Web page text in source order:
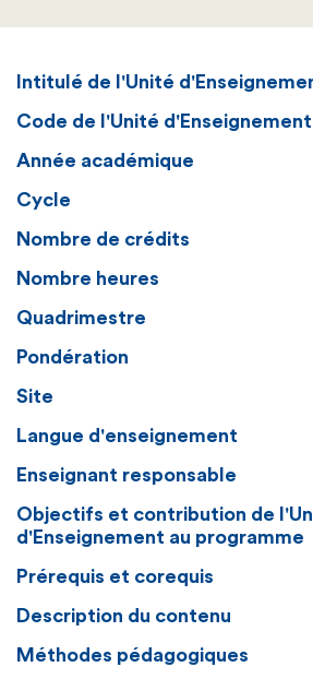
Intitulé de l'Unité
Code de l'Unité d'Enseignement
Année académique
Cycle
Nombre de crédits
Nombre heures
Quadrimestre
Pondération
Site
Langue d'enseignement
Enseignant responsable
Objectifs et contribution de
d'Enseignement au programme
Prérequis et corequis
Description du contenu
Méthodes pédagogiques